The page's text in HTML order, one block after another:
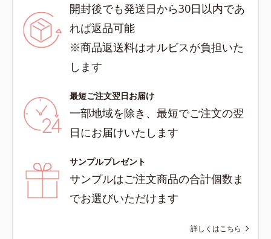
開封後でも発送日から30日以内であ
れば返品可能
※商品返送料はオルビスが負担いた
します
最短ご注文翌日お届け
一部地域を除き、最短でご注文の翌
日にお届けいたします
サンプルプレゼント
サンプルはご注文商品の合計個数ま
でお選びいただけます
詳しくはこちら